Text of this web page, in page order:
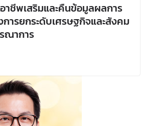
าชีพเสริมและคืนข้อมูลผลการ
การยกระดับเศรษฐกิจและสังคม
ณาการ